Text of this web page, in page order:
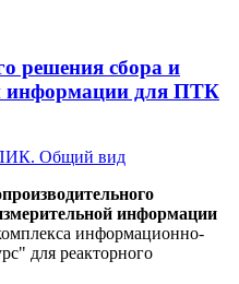
решения сбора и
информации для ПТК
информации
информационно-
для реакторного